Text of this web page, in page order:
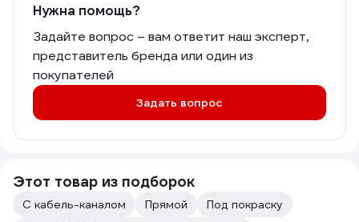
Нужна помощь?
Задайте вопрос – вам ответит наш эксперт,
представитель бренда или один из
покупателей
Задать вопрос
Этот товар из подборок
С кабель-каналом Прямой
Под покраску